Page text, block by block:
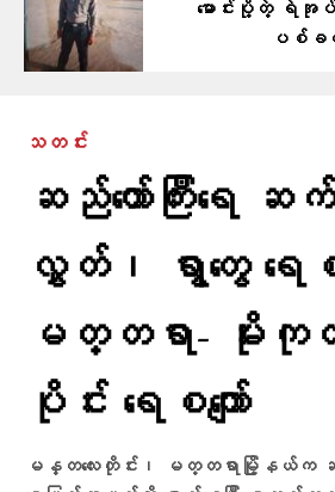
မောင်းပို့တဲ့ ရဲ
ပစ်
သတင်း
ဆည်တော်ကြီးရေ
လွှတ်၊ ရွာတွေ ရေ
မတ္တရာ- မိုးကု
ပိုင်း ရေစကျော်
မန္တလေးတိုင်း၊ မတ္တရာမြို့နယ်က ဆည်